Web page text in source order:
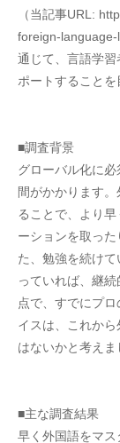
（当記事URL:
foreign-language-
通じて、言語学
ポートすることを
■調査背景
グローバル化に
間がかかります
ることで、より
ーションを取っ
た、勉強を続け
っていれば、継
点で、すでにプ
イスは、これか
はないかと考えま
■主な調査結果
早く外国語をマ